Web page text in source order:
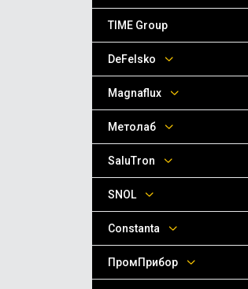
TIME Group
DeFelsko
Magnaflux
Метолаб
SaluTron
SNOL
Сonstanta
ПромПрибор